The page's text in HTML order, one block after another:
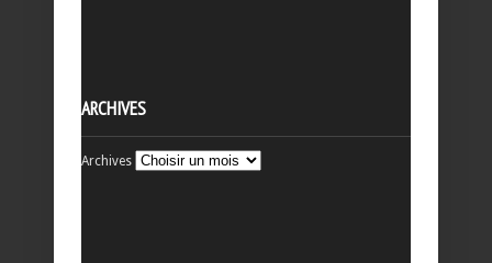
ARCHIVES
Archives